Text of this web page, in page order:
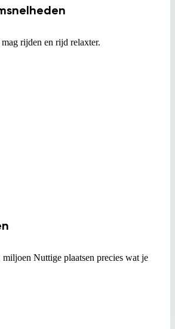
rijden en rijd relaxter.
miljoen Nuttige plaatsen precies wat je